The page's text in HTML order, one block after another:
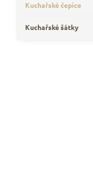
Kuchařské čepice
Kuchařské šátky